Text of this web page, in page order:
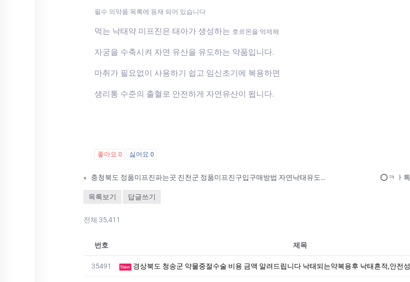
필수 의약품 목록에 등재 되어 있습니다
먹는 낙태약 미프진은 태아가 생성하는 호르몬을 억제해
자궁을 수축시켜 자연 유산을 유도하는 약품입니다.
마취가 필요없이 사용하기 쉽고 임신초기에 복용하면
생리통 수준의 출혈로 안전하게 자연유산이 됩니다.
좋아요 0 싫어요 0
« 충청북도 정품미프진파는곳 진천군 정품미프진구입구매방법 자연낙태유도제구매대행 구입상담문의
목록보기 답글쓰기
전체 35,411
번호 제목
35491 New 경상북도 청송군 약물중절수술 비용 금액 알려드립니다 낙태되는약복용후 낙태흔적,안전성